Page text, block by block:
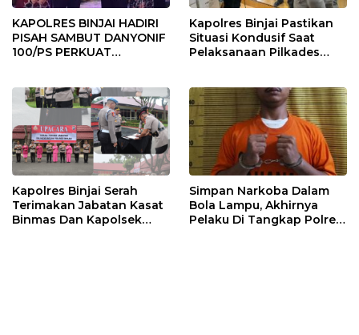
KAPOLRES BINJAI HADIRI
PISAH SAMBUT DANYONIF
100/PS PERKUAT
Kapolres Binjai Pastikan
Situasi Kondusif Saat
Pelaksanaan Pilkades
Kapolres Binjai Serah
Terimakan Jabatan Kasat
Binmas Dan Kapolsek
Simpan Narkoba Dalam
Bola Lampu, Akhirnya
Pelaku Di Tangkap Polres